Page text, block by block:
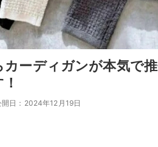
ーディガンが本気で
開日：2024年12月19日